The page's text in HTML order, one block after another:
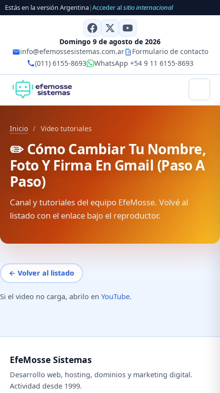
Estás en la versión Argentina|Acceder alsitio internacional
Domingo 9 de agosto de 2026
info@efemossesistemas.com.ar
Formulario de contacto
(011) 6155-8693
WhatsApp +54 9 11 6155-8693
Inicio / Video tutoriales
✏️ Cómo Cambiar Tu Nombre,
Foto Y Firma En Gmail (Paso A
Paso)
Canal y tutoriales del equipo EfeMosse. Volvé al
listado con el enlace bajo el reproductor.
← Volver al listado
Si el video no carga, abrilo en YouTube.
EfeMosse Sistemas
Desarrollo web, hosting, dominios y marketing digital.
Actividad desde 1999.